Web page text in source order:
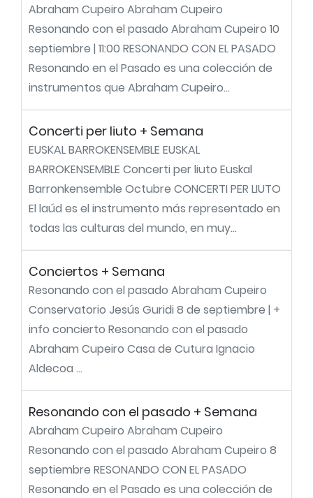
Abraham Cupeiro Abraham Cupeiro
Resonando con el pasado Abraham Cupeiro 10
septiembre | 11:00 RESONANDO CON EL PASADO
Resonando en el Pasado es una colección de
instrumentos que Abraham Cupeiro...
Concerti per liuto + Semana
EUSKAL BARROKENSEMBLE EUSKAL
BARROKENSEMBLE Concerti per liuto Euskal
Barronkensemble Octubre CONCERTI PER LIUTO
El laúd es el instrumento más representado en
todas las culturas del mundo, en muy...
Conciertos + Semana
Resonando con el pasado Abraham Cupeiro
Conservatorio Jesús Guridi 8 de septiembre | +
info concierto Resonando con el pasado
Abraham Cupeiro Casa de Cutura Ignacio
Aldecoa ...
Resonando con el pasado + Semana
Abraham Cupeiro Abraham Cupeiro
Resonando con el pasado Abraham Cupeiro 8
septiembre RESONANDO CON EL PASADO
Resonando en el Pasado es una colección de